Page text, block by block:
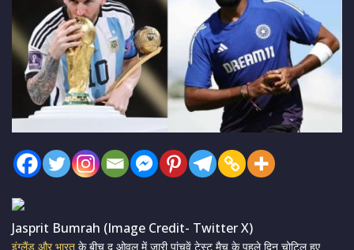
Jasprit Bumrah (Image Credit- Twitter X)
इंग्लैंड और भारत के बीच द ओवल में जारी पांचवें टेस्ट मैच के पहले दिन चोटिल हुए